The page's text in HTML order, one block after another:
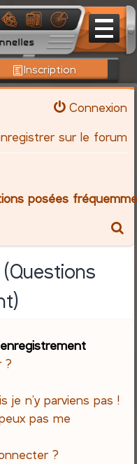
Inscription
Connexion
sur le forum
posées
?
je n’y parviens pas !
pas me
?